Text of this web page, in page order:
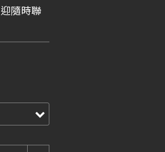
隨時聯